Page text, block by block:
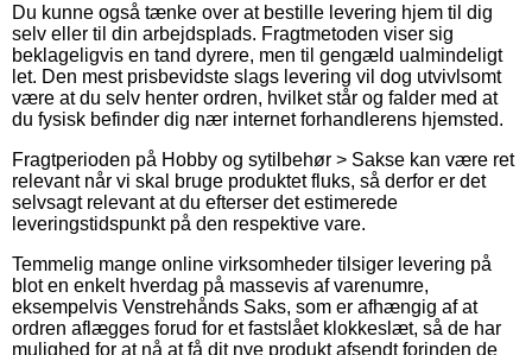
Du kunne også tænke over at bestille levering hjem til dig
selv eller til din arbejdsplads. Fragtmetoden viser sig
beklageligvis en tand dyrere, men til gengæld ualmindeligt
let. Den mest prisbevidste slags levering vil dog utvivlsomt
være at du selv henter ordren, hvilket står og falder med at
du fysisk befinder dig nær internet forhandlerens hjemsted.
Fragtperioden på Hobby og sytilbehør > Sakse kan være ret
relevant når vi skal bruge produktet fluks, så derfor er det
selvsagt relevant at du efterser det estimerede
leveringstidspunkt på den respektive vare.
Temmelig mange online virksomheder tilsiger levering på
blot en enkelt hverdag på massevis af varenumre,
eksempelvis Venstrehånds Saks, som er afhængig af at
ordren aflægges forud for et fastslået klokkeslæt, så de har
mulighed for at nå at få dit nye produkt afsendt forinden de